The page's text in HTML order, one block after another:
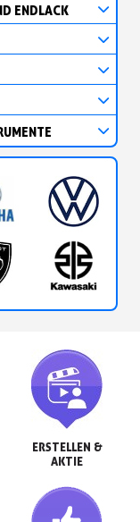
ENDLACK
ERSTELLEN &
AKTIE